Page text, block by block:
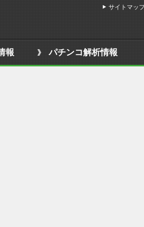
報 パチンコ解析情報
サイトマッ